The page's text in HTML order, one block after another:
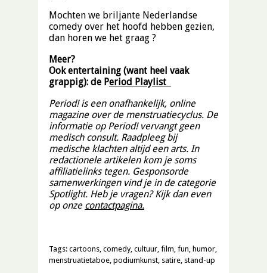
Mochten we briljante Nederlandse
comedy over het hoofd hebben gezien,
dan horen we het graag ?
Meer?
Ook entertaining (want heel vaak
grappig): de Period Playlist
Period! is een onafhankelijk, online
magazine over de menstruatiecyclus. De
informatie op Period! vervangt geen
medisch consult. Raadpleeg bij
medische klachten altijd een arts. In
redactionele artikelen kom je soms
affiliatielinks tegen. Gesponsorde
samenwerkingen vind je in de categorie
Spotlight. Heb je vragen? Kijk dan even
op onze contactpagina.
Tags: cartoons comedy, cultuur film fun humor
menstruatietaboe podiumkunst satire stand-up